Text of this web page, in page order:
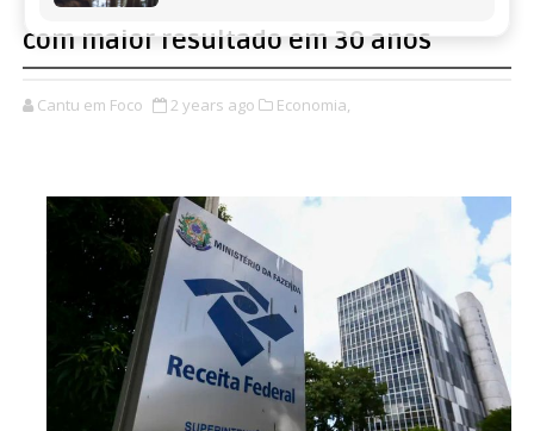
com maior resultado em 30 anos
Cantu em Foco 2 years ago Economia,